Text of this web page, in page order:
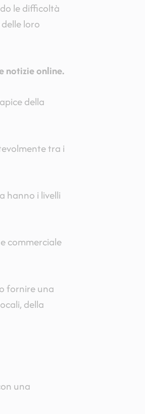
le difficoltà
loro
notizie online.
della
tra i
hanno i livelli
commerciale
fornire una
della
una